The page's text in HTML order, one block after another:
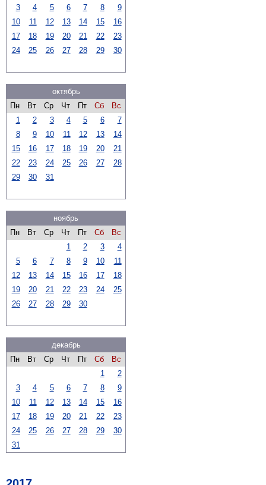
3
4 5 6 7 8
9
10
11 12 13 14 15
16
17
18 19 20 21 22
23
24
25 26 27 28 29 30
октябрь
Пн
Вт Ср Чт Пт Сб
Вс
1
2 3 4 5 6
7
8
9 10 11 12 13
14
15
16 17 18 19 20
21
22
23 24 25 26 27
28
29
30 31
ноябрь
Пн
Вт Ср Чт Пт Сб
Вс
1
2 3
4
5
6 7 8 9 10
11
12
13 14 15 16 17
18
19
20 21 22 23 24
25
26
27 28 29 30
декабрь
Пн
Вт Ср Чт Пт Сб
Вс
1
2
3
4 5 6 7 8
9
10
11 12 13 14 15
16
17
18 19 20 21 22
23
24
25 26 27 28 29
30
31